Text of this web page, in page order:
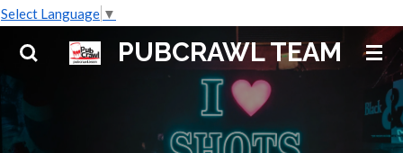
Select Language ▼
Zum
Hauptinhalt
PUBCRAWL TEAM